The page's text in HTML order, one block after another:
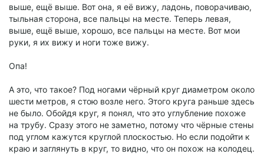
выше, ещё выше. Вот она, я её вижу, ладонь, поворачиваю,
тыльная сторона, все пальцы на месте. Теперь левая,
выше, ещё выше, хорошо, все пальцы на месте. Вот мои
руки, я их вижу и ноги тоже вижу.
Опа!
А это, что такое? Под ногами чёрный круг диаметром около
шести метров, я стою возле него. Этого круга раньше здесь
не было. Обойдя круг, я понял, что это углубление похоже
на трубу. Сразу этого не заметно, потому что чёрные стены
под углом кажутся круглой плоскостью. Но если подойти к
краю и заглянуть в круг, то видно, что он похож на колодец.